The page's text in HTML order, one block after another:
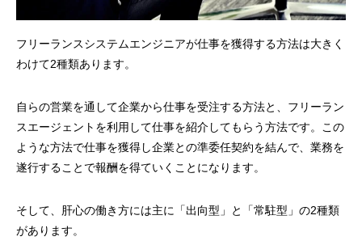
【実話】フリーランスエンジニアが住宅ロ
ーンを組んだ話
2022.01.19
【家族を幸せにす
ジニアになり結婚生
フリーランスシステムエンジニアが仕事を獲得する方法は大きく
わけて2種類あります。
自らの営業を通して企業から仕事を受注する方法と、フリーラン
スエージェントを利用して仕事を紹介してもらう方法です。この
ような方法で仕事を獲得し企業との準委任契約を結んで、業務を
遂行することで報酬を得ていくことになります。
そして、肝心の働き方には主に「出向型」と「常駐型」の2種類
があります。